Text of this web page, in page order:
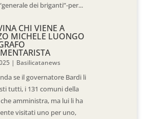
dei briganti”-per...
CHI VIENE A
MICHELE LUONGO
| Basilicatanews
se il governatore Bardi li
tutti, i 131 comuni della
amministra, ma lui li ha
visitati uno per uno,